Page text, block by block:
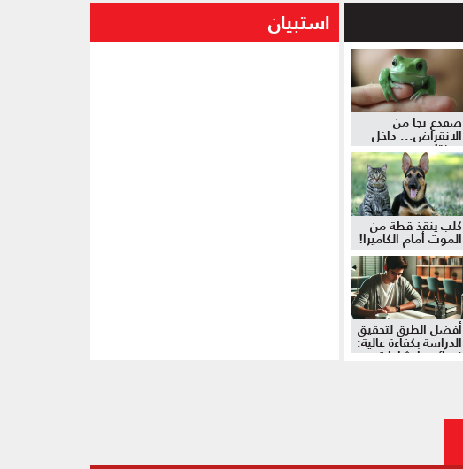
ضفدع نجا من
الانقراض... داخل
موزة!
كلب ينقذ قطة من
الموت أمام الكاميرا!
أفضل الطرق لتحقيق
الدراسة بكفاءة عالية:
نصائح وإرشادات
استبيان